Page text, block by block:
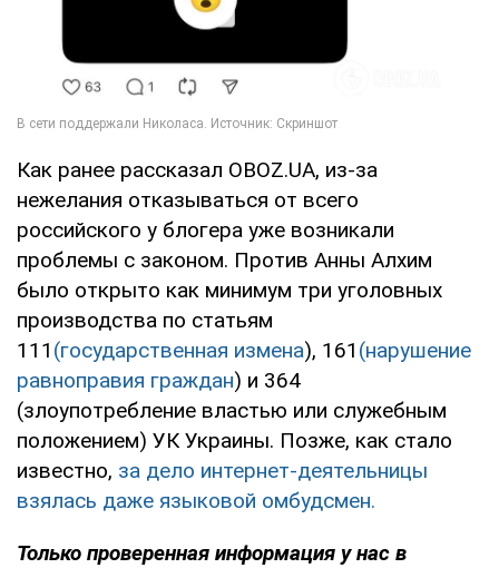
Как ранее рассказал OBOZ.UA, из-за
нежелания отказываться от всего
российского у блогера уже возникали
проблемы с законом. Против Анны Алхим
было открыто как минимум три уголовных
производства по статьям
111 (государственная измена), 161 (нарушение
равноправия граждан) и 364
(злоупотребление властью или служебным
положением) УК Украины. Позже, как стало
известно, за дело интернет-деятельницы
взялась даже языковой омбудсмен.
Только проверенная информация у нас в